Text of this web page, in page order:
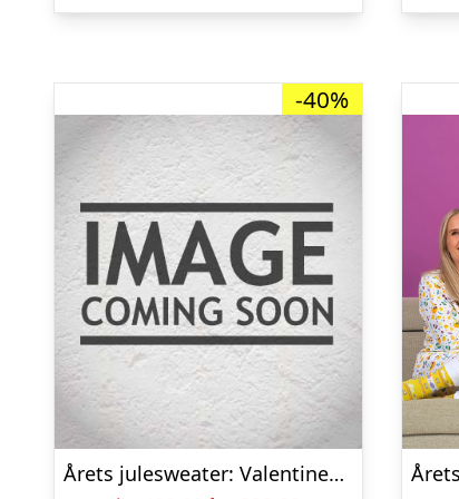
kr. 349,95.kr. 169,00.
-40%
Årets julesweater: Valentinessæt Navy – herre / mænd. Ugly Christmas Sweater lavet i Danmark